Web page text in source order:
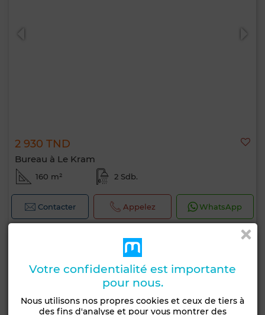
2 930 TND
Bureau à Le Kram
160 m² 2 Sdb.
Contacter Appelez WhatsApp
Votre confidentialité est importante
pour nous.
Nous utilisons nos propres cookies et ceux de tiers à
des fins d'analyse et pour vous montrer des